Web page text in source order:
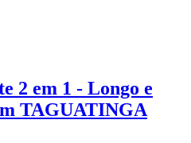
2 em 1 - Longo e
TAGUATINGA